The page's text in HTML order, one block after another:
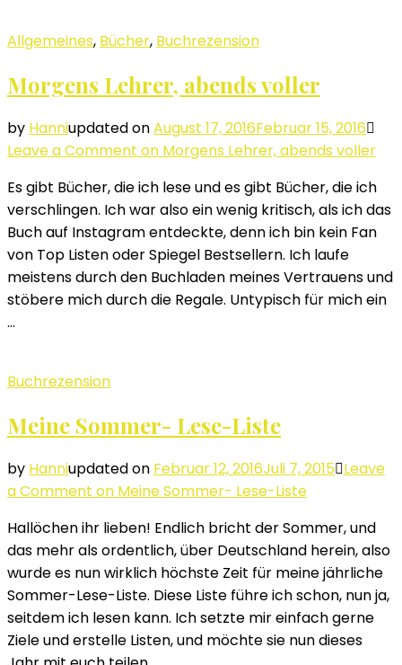
Allgemeines, Bücher, Buchrezension
Morgens Lehrer, abends voller
by Hanniupdated onAugust 17, 2016Februar 15, 2016
Leave a Comment on Morgens Lehrer, abends voller
Es gibt Bücher, die ich lese und es gibt Bücher, die ich
verschlingen. Ich war also ein wenig kritisch, als ich das
Buch auf Instagram entdeckte, denn ich bin kein Fan
von Top Listen oder Spiegel Bestsellern. Ich laufe
meistens durch den Buchladen meines Vertrauens und
stöbere mich durch die Regale. Untypisch für mich ein
…
Buchrezension
Meine Sommer- Lese-Liste
by Hanniupdated on Februar 12, 2016Juli 7, 2015 Leave
a Comment on Meine Sommer- Lese-Liste
Hallöchen ihr lieben! Endlich bricht der Sommer, und
das mehr als ordentlich, über Deutschland herein, also
wurde es nun wirklich höchste Zeit für meine jährliche
Sommer-Lese-Liste. Diese Liste führe ich schon, nun ja,
seitdem ich lesen kann. Ich setzte mir einfach gerne
Ziele und erstelle Listen, und möchte sie nun dieses